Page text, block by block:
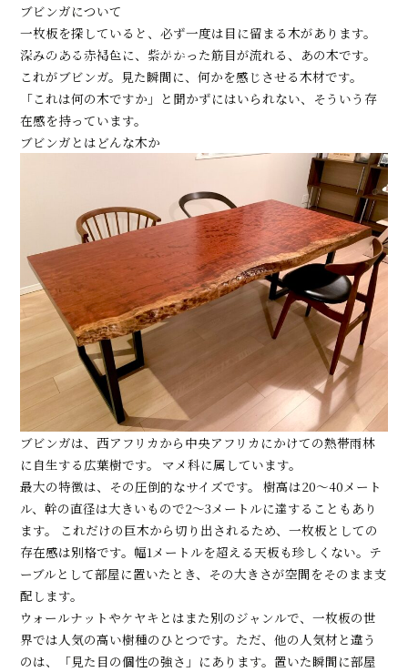
森と木と暮らしを考えるメディア
ブビンガについて
一枚板を探していると、必ず一度は目に留まる木があります。
深みのある赤褐色に、紫がかった筋目が流れる、あの木です。
これがブビンガ。見た瞬間に、何かを感じさせる木材です。
「これは何の木ですか」と聞かずにはいられない、そういう存
在感を持っています。
ブビンガとはどんな木か
ブビンガは、西アフリカから中央アフリカにかけての熱帯雨林
に自生する広葉樹です。 マメ科に属しています。
最大の特徴は、その圧倒的なサイズです。 樹高は20〜40メート
ル、幹の直径は大きいもので2〜3メートルに達することもあり
ます。 これだけの巨木から切り出されるため、一枚板としての
存在感は別格です。幅1メートルを超える天板も珍しくない。テ
ーブルとして部屋に置いたとき、その大きさが空間をそのまま支
配します。
ウォールナットやケヤキとはまた別のジャンルで、一枚板の世
界では人気の高い樹種のひとつです。ただ、他の人気材と違う
のは、「見た目の個性の強さ」にあります。置いた瞬間に部屋